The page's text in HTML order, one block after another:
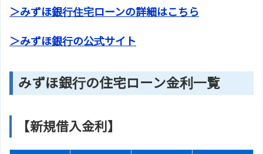
＞みずほ銀行住宅ローンの詳細はこちら
＞みずほ銀行の公式サイト
みずほ銀行の住宅ローン金利一覧
【新規借入金利】